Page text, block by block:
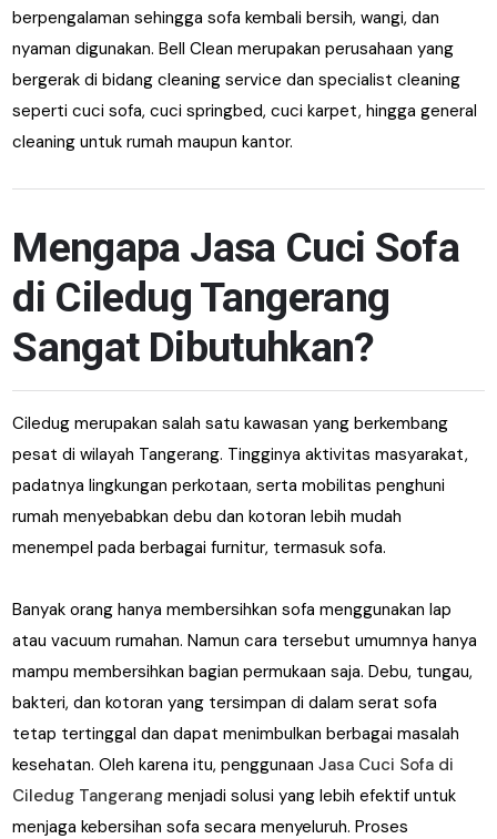
berpengalaman sehingga sofa kembali bersih, wangi, dan
nyaman digunakan. Bell Clean merupakan perusahaan yang
bergerak di bidang cleaning service dan specialist cleaning
seperti cuci sofa, cuci springbed, cuci karpet, hingga general
cleaning untuk rumah maupun kantor.
Mengapa Jasa Cuci Sofa
di Ciledug Tangerang
Sangat Dibutuhkan?
Ciledug merupakan salah satu kawasan yang berkembang
pesat di wilayah Tangerang. Tingginya aktivitas masyarakat,
padatnya lingkungan perkotaan, serta mobilitas penghuni
rumah menyebabkan debu dan kotoran lebih mudah
menempel pada berbagai furnitur, termasuk sofa.
Banyak orang hanya membersihkan sofa menggunakan lap
atau vacuum rumahan. Namun cara tersebut umumnya hanya
mampu membersihkan bagian permukaan saja. Debu, tungau,
bakteri, dan kotoran yang tersimpan di dalam serat sofa
tetap tertinggal dan dapat menimbulkan berbagai masalah
kesehatan. Oleh karena itu, penggunaanJasa Cuci Sofa di
Ciledug Tangerang menjadi solusi yang lebih efektif untuk
menjaga kebersihan sofa secara menyeluruh. Proses